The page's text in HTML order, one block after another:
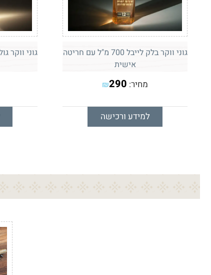
גוני ווקר בלק לייבל 700 מ"ל עם חריטה
אישית
מחיר: ₪290
למידע ורכישה